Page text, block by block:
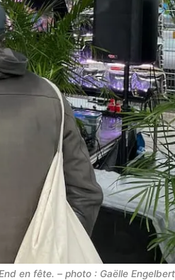
en fête. – photo : Gaëlle